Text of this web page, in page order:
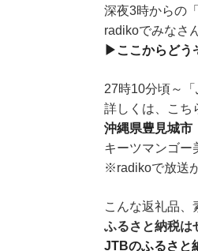
深夜3時からの
radikoでみなさ
▶ここからどう
27時10分頃～「
詳しくは、こち
沖縄県豊見城
キーツマンゴー
※radikoで放送
こんな返礼品、
ふるさと納税は
JTBのふるさと